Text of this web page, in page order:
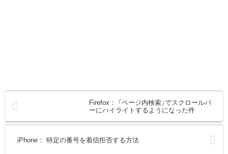
Firefox： 「ページ内検索」でスクロールバ
ーにハイライトするようになった件
iPhone： 特定の番号を着信拒否する方法